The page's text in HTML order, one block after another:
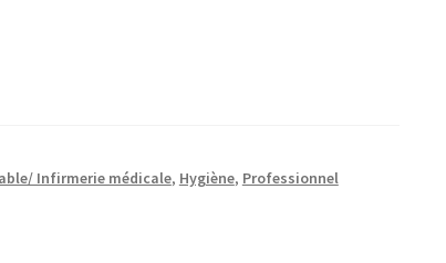
Infirmerie médicale, Hygiène, Professionnel